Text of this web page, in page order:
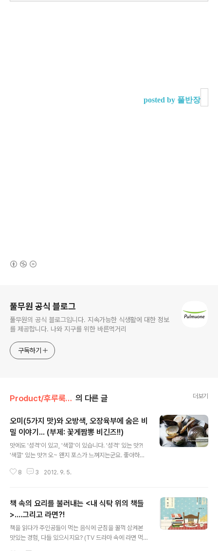
posted by 풀반장
풀무원 공식 블로그
풀무원의 공식 블로그입니다. 지속가능한 식생활에 대한 정보
를 제공합니다. 나와 지구를 위한 바른먹거리
구독하기
Product/후루룩! 라면데이 의 다른 글 더보기
오미(5가지 맛)와 오방색, 오장육부에 숨은 비
밀 이야기... (부제: 꽃게짬뽕 비긴즈!!)
맛에도 '성격'이 있고, '색깔'이 있습니다. '성격' 있는 맛?!
'색깔' 있는 맛?! 오~ 왠지 포스가 느껴지는군요. 좋아하면,
좋아하는 풀반장, 다섯 가지 맛의 세계를 파헤쳐보았습니
라 통증이지만 다섯 가지 기본 맛 중 하나로 굳어졌는데요,
한편으로는 신맛, 쓴맛, 단맛, 짠맛을 4대 기본 미각으로 꼽
고, 제5의 맛으로 감칠맛을 덧붙이기도 합니다. 우리에게
감칠맛의 위력은 정말 대단하지요.
8 3 2012. 9. 5.
책 속의 요리를 불러내는 <내 식탁 위의 책들
>....그리고 라면?!
책을 읽다가 주인공들이 먹는 음식에 군침을 꿀꺽 삼켜본
맛있는 경험, 다들 있으시지요? (TV 드라마 속에 라면 먹